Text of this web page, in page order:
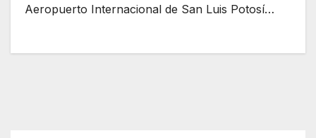
Aeropuerto Internacional de San Luis Potosí…